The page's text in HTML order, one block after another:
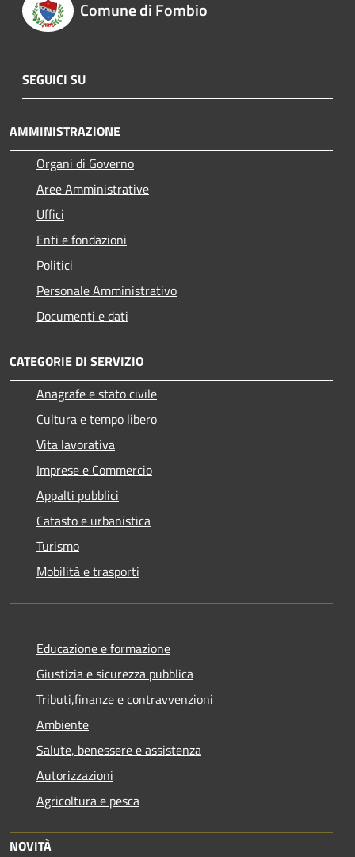
Comune di Fombio
SEGUICI SU
AMMINISTRAZIONE
Organi di Governo
Aree Amministrative
Uffici
Enti e fondazioni
Politici
Personale Amministrativo
Documenti e dati
CATEGORIE DI SERVIZIO
Anagrafe e stato civile
Cultura e tempo libero
Vita lavorativa
Imprese e Commercio
Appalti pubblici
Catasto e urbanistica
Turismo
Mobilità e trasporti
Educazione e formazione
Giustizia e sicurezza pubblica
Tributi,finanze e contravvenzioni
Ambiente
Salute, benessere e assistenza
Autorizzazioni
Agricoltura e pesca
NOVITÀ